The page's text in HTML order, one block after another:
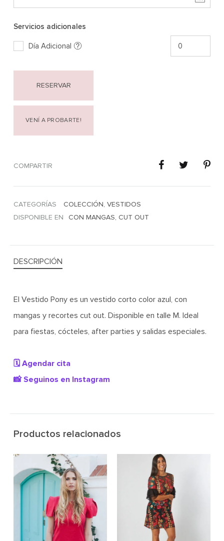
Servicios adicionales
Día Adicional
RESERVAR
VENÍ A PROBARTE!
COMPARTIR
CATEGORÍAS COLECCIÓN, VESTIDOS
DISPONIBLE EN
CON MANGAS, CUT OUT
DESCRIPCIÓN
El Vestido Pony es un vestido corto color azul, con
mangas y recortes cut out. Disponible en talle M. Ideal
para fiestas, cócteles, after parties y salidas especiales.
🗓️ Agendar cita
📸 Seguinos en Instagram
Productos relacionados